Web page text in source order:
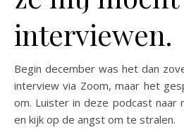
interviewen.
Begin december was het dan zover. Vanwege Corona een
interview via Zoom, maar het
om. Luister in deze podcast naar
en kijk op de angst om te stralen.